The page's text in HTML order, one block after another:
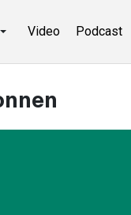
Video Podcast